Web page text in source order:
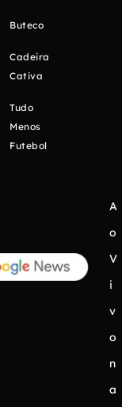
Buteco
Cadeira
Cativa
Tudo
Menos
Futebol
A
o
V
i
v
o
n
a